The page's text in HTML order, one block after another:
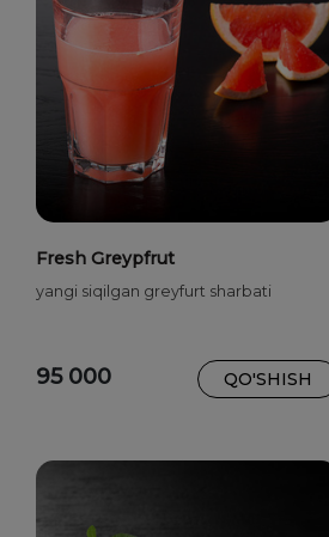
Fresh Greypfrut
yangi siqilgan greyfurt sharbati
95 000 QO'SHISH